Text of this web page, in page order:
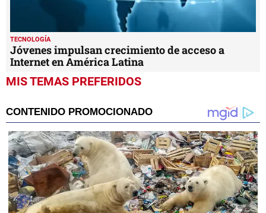
TECNOLOGÍA
Jóvenes impulsan crecimiento de acceso a
Internet en América Latina
MIS TEMAS PREFERIDOS